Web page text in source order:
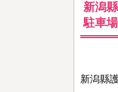
新潟
駐車場
新潟縣